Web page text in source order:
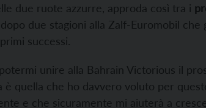
due ruote azzurre, approda così tra i
, dopo due stagioni alla Zalf-Euromobil
successi.
unire alla Bahrain Victorious il
è quella che ho davvero voluto per
e che sicuramente mi aiuterà a